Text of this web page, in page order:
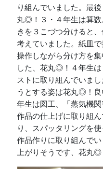
り組んでいました。最
丸◎！３・４年生は算数
きを３こづつ分けると
考えていました。紙皿
操作しながら分け方を
した、花丸◎！４年生
ストに取り組んでいま
うとする姿は花丸◎！良
年生は図工、「蒸気機
作品の仕上げに取り組
り、スパッタリングを
作品作りに取り組んで
上がりそうです、花丸◎